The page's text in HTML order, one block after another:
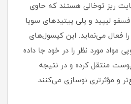
ریز توخالی هستند که حاوی
لیپید و پلی پیتیدهای سویا
فعال می‌نماید. این کپسول‌های
مواد مورد نظر را در خود جا داده
منتقل کرده و در نتیجه
و مؤثرتری نوسازی می‌کنند.